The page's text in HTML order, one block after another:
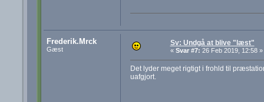
Frederik.Mrck
Gæst
Sv: Undgå at blive "læst"
« Svar #7: 26 Feb 2019, 12:58 »
Det lyder meget rigtigt i frohld til
uafgjort.